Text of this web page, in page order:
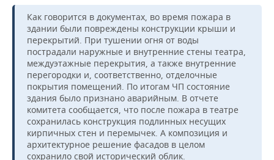
ВОДНЫЕ ВИДЫ СПОРТА
ХОККЕЙ С МЯЧОМ
ОБРАЗОВАНИЕ
ПРОИСШЕСТВИЯ
Как говорится в документах, во время пожара в
здании были повреждены конструкции крыши и
перекрытий. При тушении огня от воды
пострадали наружные и внутренние стены театра,
междуэтажные перекрытия, а также внутренние
перегородки и, соответственно, отделочные
покрытия помещений. По итогам ЧП состояние
здания было признано аварийным. В отчете
комитета сообщается, что после пожара в театре
сохранилась конструкция подлинных несущих
кирпичных стен и перемычек. А композиция и
архитектурное решение фасадов в целом
сохранило свой исторический облик.